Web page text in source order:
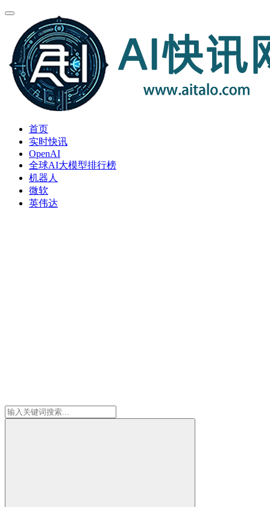
首页
实时快讯
OpenAI
全球AI大模型排行榜
机器人
微软
英伟达